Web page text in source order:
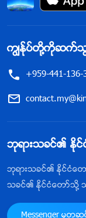
ကြၽန္ုပ္တို႔ကိုဆက္သ
+959-441-136-
ဘုရားသခင္၏ ႏို
ဘုရားသခင္၏ ႏိုင္ငံေ
သခင္၏ ႏိုင္ငံေတာ္သို႔
Messenger မွတ